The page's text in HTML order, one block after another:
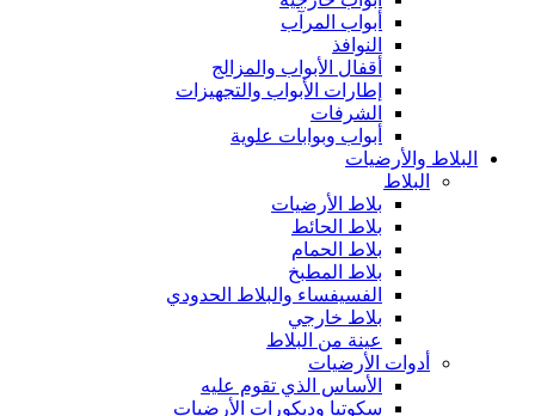
أبواب المرآب
النوافذ
أقفال الأبواب والمزالج
إطارات الأبواب والتجهيزات
الشرفات
أبواب وبوابات علوية
البلاط والأرضيات
البلاط
بلاط الأرضيات
بلاط الحائط
بلاط الحمام
بلاط المطبخ
الفسيفساء والبلاط الحدودي
بلاط خارجي
عينة من البلاط
أدوات الأرضيات
الأساس الذي تقوم عليه
سكوتيا وديكورات الأرضيات